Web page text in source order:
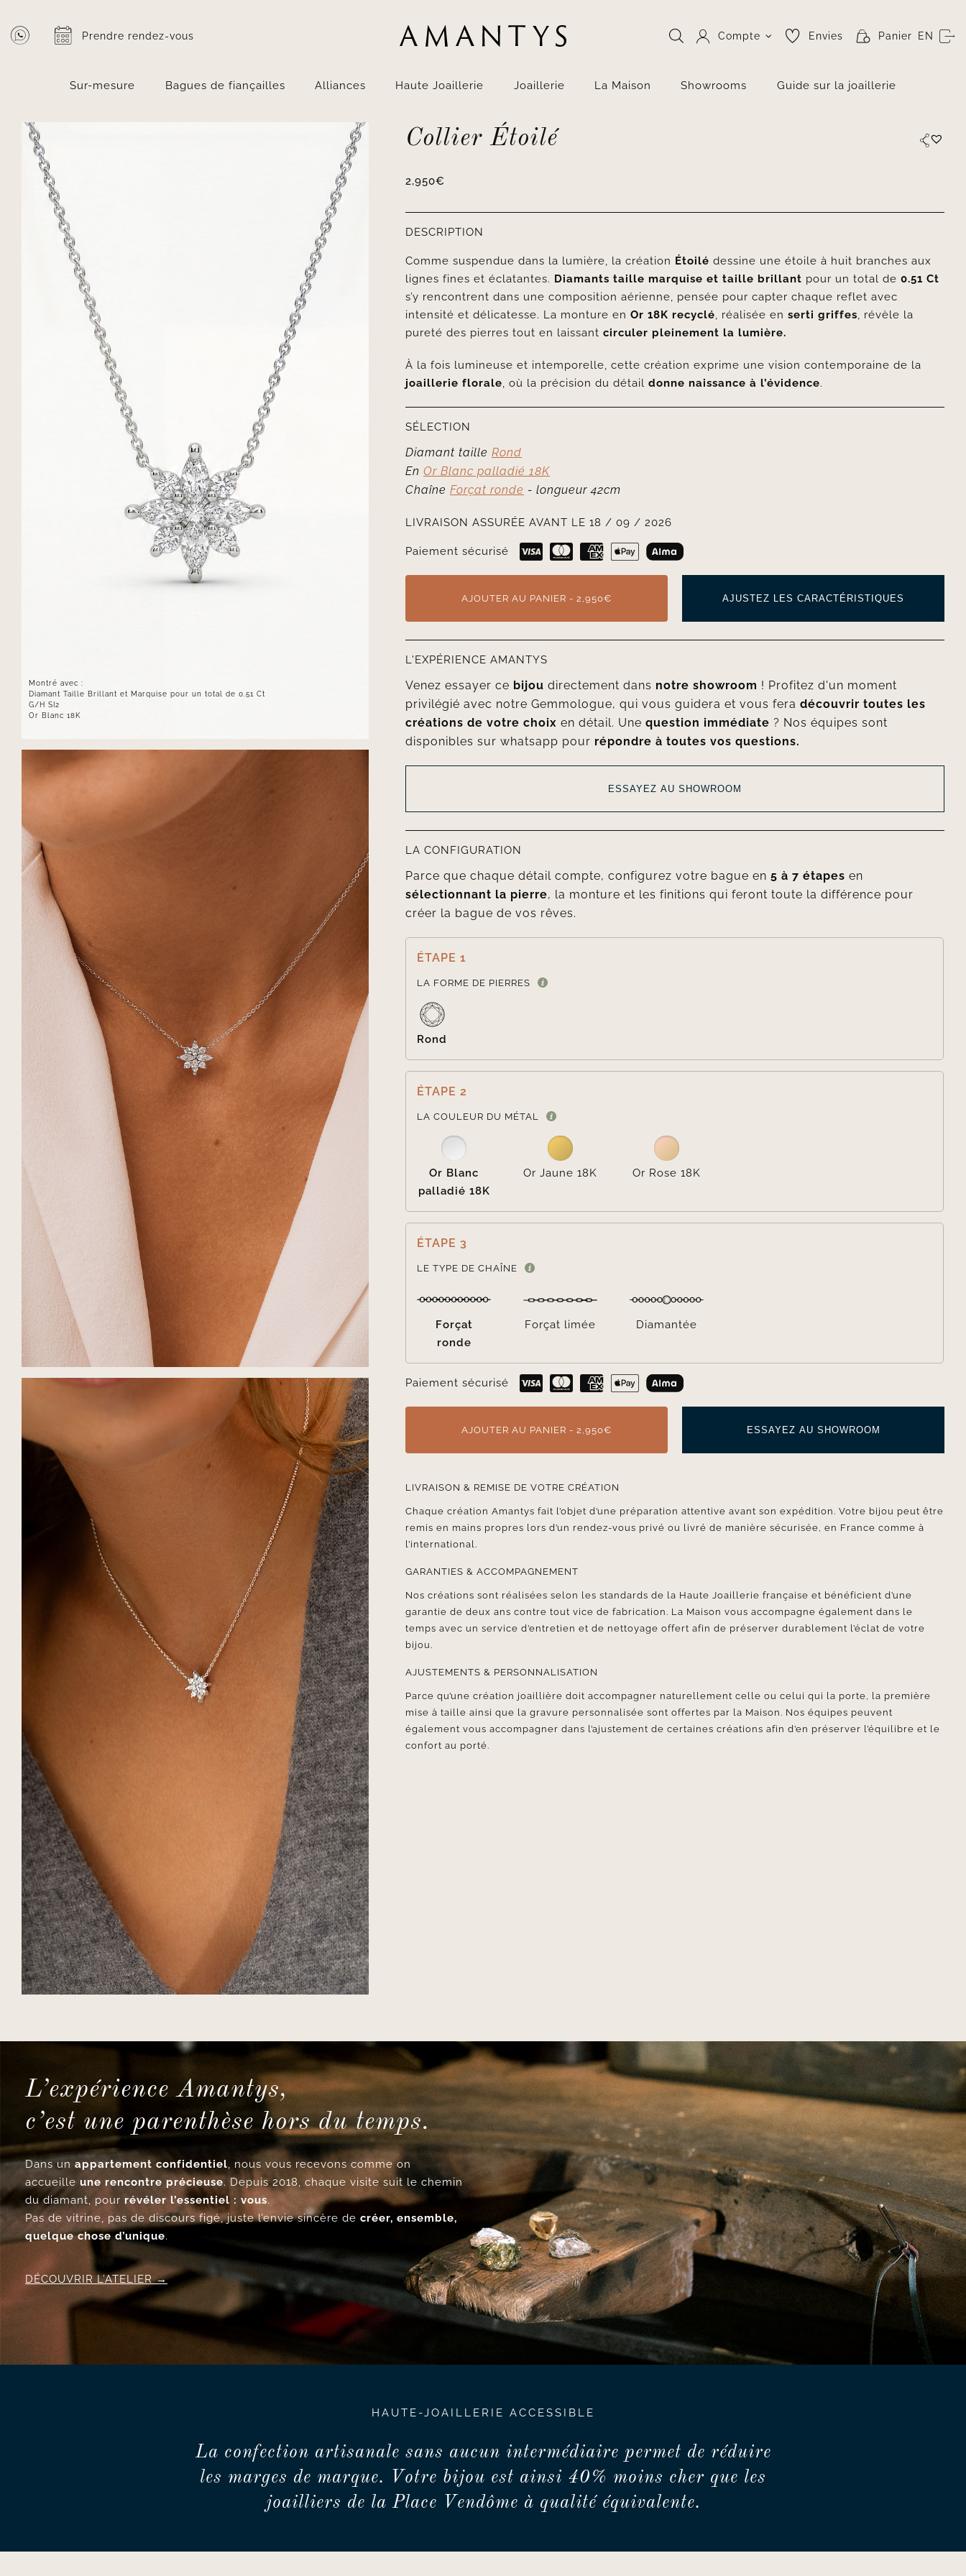
au
contenu
Prendre rendez-vous Compte Envies Panier EN
Sur-mesure Bagues de fiançailles Alliances Haute Joaillerie Joaillerie La Maison Showrooms Guide sur la joaillerie
Montré avec :
Diamant Taille Brillant et Marquise pour un total de 0.51 Ct
G/H SI2
Or Blanc 18K
Collier Étoilé
2,950€
DESCRIPTION
Comme suspendue dans la lumière, la création Étoilé dessine une étoile à huit branches aux
lignes fines et éclatantes. Diamants taille marquise et taille brillant pour un total de0.51 Ct
s’y rencontrent dans une composition aérienne, pensée pour capter chaque reflet avec
intensité et délicatesse. La monture en Or 18K recyclé, réalisée enserti griffes, révèle la
pureté des pierres tout en laissant circuler pleinement la lumière.
À la fois lumineuse et intemporelle, cette création exprime une vision contemporaine de la
joaillerie florale, où la précision du détaildonne naissance à l’évidence.
SÉLECTION
Diamant tailleRond
EnOr Blanc palladié 18K
ChaîneForçat ronde - longueur 42cm
LIVRAISON ASSURÉE AVANT LE 18 / 09 / 2026
Paiement sécurisé
AJOUTER AU PANIER - 2,950€ AJUSTEZ LES CARACTÉRISTIQUES
L'EXPÉRIENCE AMANTYS
Venez essayer ce bijou directement dans notre showroom ! Profitez d'un moment
privilégié avec notre Gemmologue, qui vous guidera et vous feradécouvrir toutes les
créations de votre choix en détail. Unequestion immédiate ? Nos équipes sont
disponibles sur whatsapp pour répondre à toutes vos questions.
ESSAYEZ AU SHOWROOM
LA CONFIGURATION
Parce que chaque détail compte, configurez votre bague en5 à 7 étapes en
sélectionnant la pierre, la monture et les finitions qui feront toute la différence pour
créer la bague de vos rêves.
ÉTAPE 1
LA FORME DE PIERRES
Rond
ÉTAPE 2
LA COULEUR DU MÉTAL
Or Blanc
palladié 18K
Or Jaune 18K Or Rose 18K
ÉTAPE 3
LE TYPE DE CHAÎNE
Forçat
ronde
Forçat limée Diamantée
Paiement sécurisé
AJOUTER AU PANIER - 2,950€ ESSAYEZ AU SHOWROOM
LIVRAISON & REMISE DE VOTRE CRÉATION
Chaque création Amantys fait l’objet d’une préparation attentive avant son expédition. Votre bijou peut être
remis en mains propres lors d’un rendez-vous privé ou livré de manière sécurisée, en France comme à
l’international.
GARANTIES & ACCOMPAGNEMENT
Nos créations sont réalisées selon les standards de la Haute Joaillerie française et bénéficient d’une
garantie de deux ans contre tout vice de fabrication. La Maison vous accompagne également dans le
temps avec un service d’entretien et de nettoyage offert afin de préserver durablement l’éclat de votre
bijou.
AJUSTEMENTS & PERSONNALISATION
Parce qu’une création joaillière doit accompagner naturellement celle ou celui qui la porte, la première
mise à taille ainsi que la gravure personnalisée sont offertes par la Maison. Nos équipes peuvent
également vous accompagner dans l’ajustement de certaines créations afin d’en préserver l’équilibre et le
confort au porté.
L’expérience Amantys,
c’est une parenthèse hors du temps.
Dans un appartement confidentiel, nous vous recevons comme on
accueille une rencontre précieuse. Depuis 2018, chaque visite suit le chemin
du diamant, pour révéler l’essentiel : vous.
Pas de vitrine, pas de discours figé, juste l’envie sincère de créer, ensemble,
quelque chose d’unique.
DÉCOUVRIR L’ATELIER
HAUTE-JOAILLERIE ACCESSIBLE
La confection artisanale sans aucun intermédiaire permet de réduire
les marges de marque. Votre bijou est ainsi 40% moins cher que les
joailliers de la Place Vendôme à qualité équivalente.